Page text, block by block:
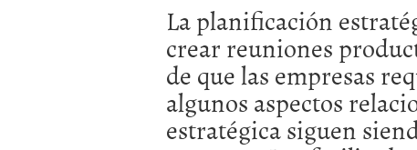
Sobres de cartón: una
septiembre 4, 2025
Cómo convertir tu
Los CRM: Impulsores de
Reubicación
errores abril 10, 2025
La planificación
crear reuniones
de que las empresas
algunos aspectos
estratégica siguen